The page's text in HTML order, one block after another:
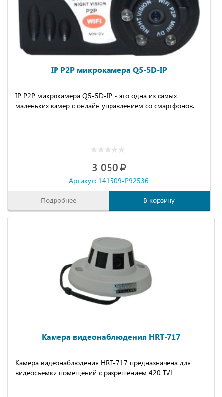
IP P2P микрокамера Q5-5D-IP
IP P2P микрокамера Q5-5D-IP - это одна из самых
маленьких камер с онлайн управлением со смартфонов.
3 050
Артикул: 141509-P92536
Подробнее В корзину
Камера видеонаблюдения HRT-717
Камера видеонаблюдения HRT-717 предназначена для
видеосъемки помещений с разрешением 420 TVL